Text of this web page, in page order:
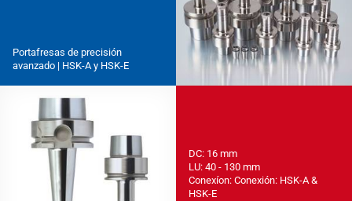
Portafresas de precisión
avanzado | HSK-A y HSK-E
DC: 16 mm
LU: 40 - 130 mm
Conexíon: Conexión: HSK-A &
HSK-E